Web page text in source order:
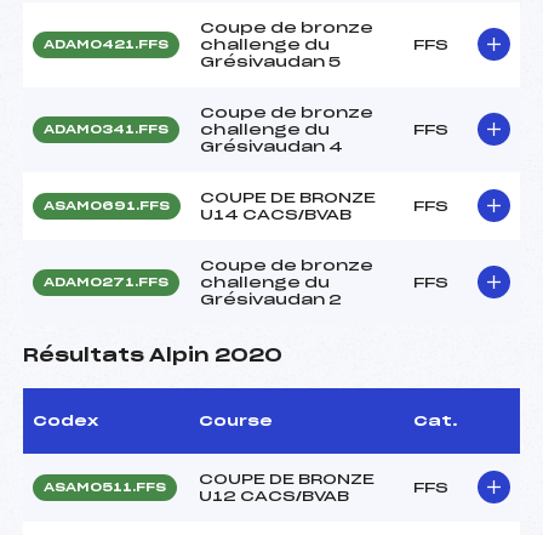
ADAM0421.FFS
Coupe de bronze
challenge du
Grésivaudan 5
FFS
ADAM0341.FFS
Coupe de bronze
challenge du
Grésivaudan 4
FFS
ASAM0691.FFS
COUPE DE BRONZE
U14 CACS/BVAB
FFS
ADAM0271.FFS
Coupe de bronze
challenge du
Grésivaudan 2
FFS
Résultats Alpin 2020
Codex Course Cat.
ASAM0511.FFS
COUPE DE BRONZE
U12 CACS/BVAB
FFS